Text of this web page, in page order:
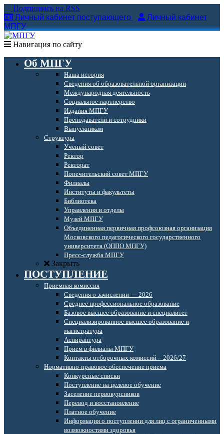
Подпишись на RSS
Личный кабинет поступающего
Личный кабинет
МПГУ
Навигация по сайту
Об МПГУ
Наша история
Сведения об образовательной организации
Международная деятельность
Социальное партнерство
Издания МПГУ
Преподаватели и сотрудники
Выпускникам
Структура
Ученый совет
Ректор
Ректорат
Попечительский совет МПГУ
Филиалы
Институты и факультеты
Библиотека
Управления и отделы
Музей МПГУ
Объединенная первичная профсоюзная организация
Московского педагогического государственного
университета (ОППО МПГУ)
Пресс-служба МПГУ
Закрыть
ПОСТУПЛЕНИЕ
Приемная комиссия
Сведения о зачислении — 2026
Среднее профессиональное образование
Базовое высшее образование и специалитет
Специализированное высшее образование и
магистратура
Аспирантура
Прием в филиалы МПГУ
Контакты отборочных комиссий – 2026/27
Нормативно-правовое обеспечение приема
Конкурсные списки
Поступление на целевое обучение
Заселение первокурсников
Перевод и восстановление
Платное обучение
Информация о поступлении для лиц с ограниченными
возможностями здоровья